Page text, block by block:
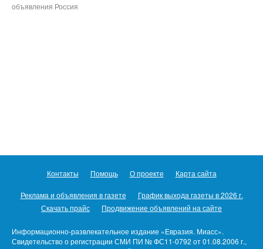
объявления Россия
Контакты Помощь О проекте Карта сайта
Реклама и объявления в газете
График выхода газеты в 2026 г.
Скачать прайс
Продвижение объявлений на сайте
Информационно-развлекательное издание «Евразия. Миасс».
Свидетельство о регистрации СМИ ПИ № ФС11-0792 от 01.08.2006 г.,